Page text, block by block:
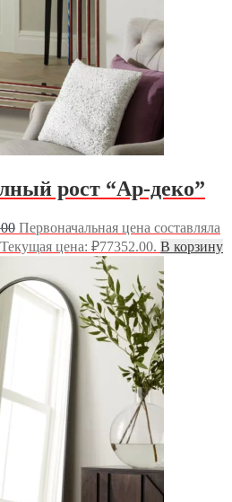
рост “Ар-деко”
Первоначальная цена составляла
Текущая цена: ₽77352.00. В корзину